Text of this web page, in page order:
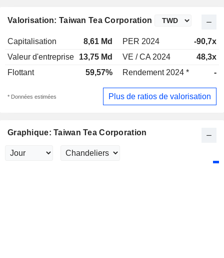
Valorisation: Taiwan Tea Corporation
Capitalisation 8,61 Md PER 2024
-90,7x
Valeur d'entreprise
13,75 Md VE / CA 2024
48,3x
Flottant
59,57% Rendement 2024 * -
* Données estimées Plus de ratios de valorisation
Graphique: Taiwan Tea Corporation